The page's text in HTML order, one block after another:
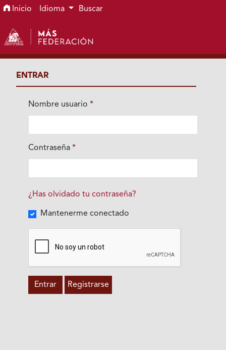
Ir al menú de navegación principal
Ir al contenido principal
Ir al pie de página del sitio
Inicio Idioma Buscar
ENTRAR
Nombre usuario*
Obligatorio
Contraseña*
Obligatorio
¿Has olvidado tu contraseña?
Mantenerme conectado
Entrar Registrarse